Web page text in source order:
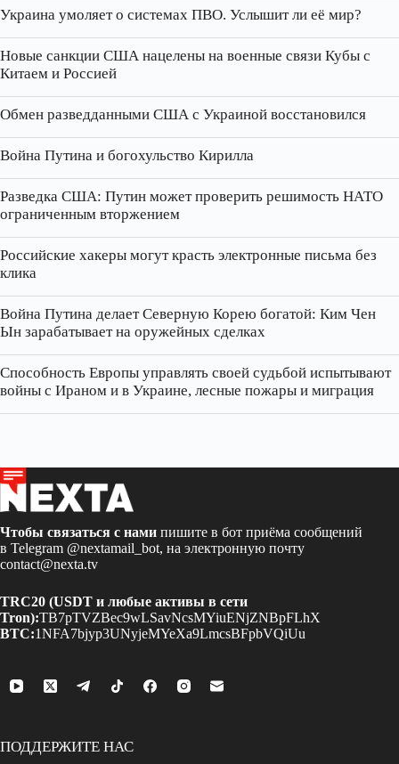
Украина умоляет о системах ПВО. Услышит ли её мир?
Новые санкции США нацелены на военные связи Кубы с
Китаем и Россией
Обмен разведданными США с Украиной восстановился
Война Путина и богохульство Кирилла
Разведка США: Путин может проверить решимость НАТО
ограниченным вторжением
Российские хакеры могут красть электронные письма без
клика
Война Путина делает Северную Корею богатой: Ким Чен
Ын зарабатывает на оружейных сделках
Способность Европы управлять своей судьбой испытывают
войны с Ираном и в Украине, лесные пожары и миграция
Чтобы связаться с нами пишите в бот приёма сообщений
в Telegram @nextamail_bot, на электронную почту
contact@nexta.tv
TRC20 (USDT и любые активы в сети
Tron):TB7pTVZBec9wLSavNcsMYiuENjZNBpFLhX
BTC:1NFA7bjyp3UNyjeMYeXa9LmcsBFpbVQiUu
ПОДДЕРЖИТЕ НАС